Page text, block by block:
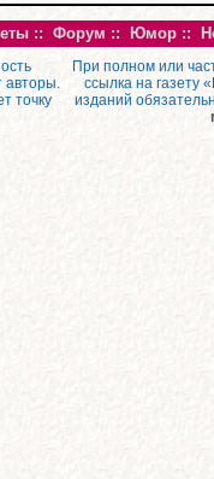
:: Форум :: Юмор ::
авторы.
точку
При полном или
ссылка на газету
изданий